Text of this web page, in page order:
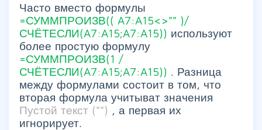
Часто вместо формулы
=СУММПРОИЗВ(( A7:A15<>"" )/
СЧЁТЕСЛИ(A7:A15;A7:A15)) используют
более простую формулу
=СУММПРОИЗВ(1 /
СЧЁТЕСЛИ(A7:A15;A7:A15)) . Разница
между формулами состоит в том, что
вторая формула учитыват значения
Пустой текст ("") , а первая их
игнорирует.